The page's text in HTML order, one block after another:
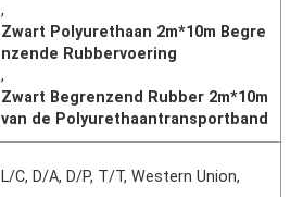
,
Zwart Polyurethaan 2m*10m Begre
nzende Rubbervoering
,
Zwart Begrenzend Rubber 2m*10m
van de Polyurethaantransportband
L/C, D/A, D/P, T/T, Western Union,